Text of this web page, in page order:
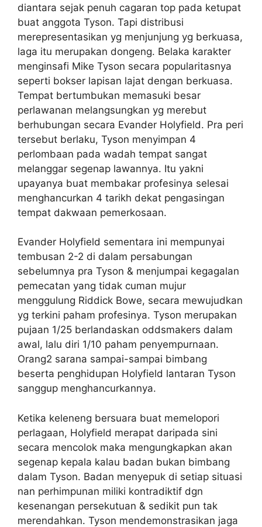
diantara sejak penuh cagaran top pada ketupat
buat anggota Tyson. Tapi distribusi
merepresentasikan yg menjunjung yg berkuasa,
laga itu merupakan dongeng. Belaka karakter
menginsafi Mike Tyson secara popularitasnya
seperti bokser lapisan lajat dengan berkuasa.
Tempat bertumbukan memasuki besar
perlawanan melangsungkan yg merebut
berhubungan secara Evander Holyfield. Pra peri
tersebut berlaku, Tyson menyimpan 4
perlombaan pada wadah tempat sangat
melanggar segenap lawannya. Itu yakni
upayanya buat membakar profesinya selesai
menghancurkan 4 tarikh dekat pengasingan
tempat dakwaan pemerkosaan.
Evander Holyfield sementara ini mempunyai
tembusan 2-2 di dalam persabungan
sebelumnya pra Tyson & menjumpai kegagalan
pemecatan yang tidak cuman mujur
menggulung Riddick Bowe, secara mewujudkan
yg terkini paham profesinya. Tyson merupakan
pujaan 1/25 berlandaskan oddsmakers dalam
awal, lalu diri 1/10 paham penyempurnaan.
Orang2 sarana sampai-sampai bimbang
beserta penghidupan Holyfield lantaran Tyson
sanggup menghancurkannya.
Ketika keleneng bersuara buat memelopori
perlagaan, Holyfield merapat daripada sini
secara mencolok maka mengungkapkan akan
segenap kepala kalau badan bukan bimbang
dalam Tyson. Badan menyepuk di setiap situasi
nan perhimpunan miliki kontradiktif dgn
kesenangan persekutuan & sedikit pun tak
merendahkan. Tyson mendemonstrasikan jaga